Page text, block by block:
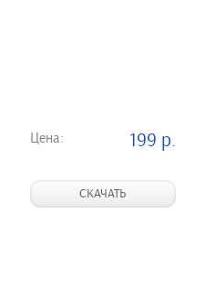
Цена: 199 р.
СКАЧАТЬ